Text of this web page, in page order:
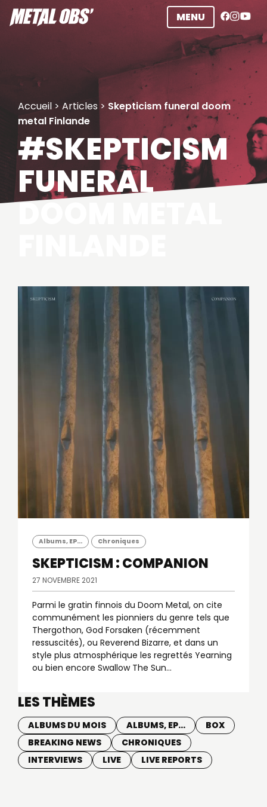
Aller
au
MENU
Accueil > Articles > Skepticism funeral doom
metal Finlande
#SKEPTICISM
FUNERAL
DOOM METAL
Albums, EP... Chroniques
SKEPTICISM : COMPANION
27 NOVEMBRE 2021
Parmi le gratin finnois du Doom Metal, on cite
communément les pionniers du genre tels que
Thergothon, God Forsaken (récemment
ressuscités), ou Reverend Bizarre, et dans un
style plus atmosphérique les regrettés Yearning
ou bien encore Swallow The Sun...
LES THÈMES
ALBUMS DU MOIS ALBUMS, EP...
BOX
BREAKING NEWS
CHRONIQUES
INTERVIEWS
LIVE LIVE REPORTS